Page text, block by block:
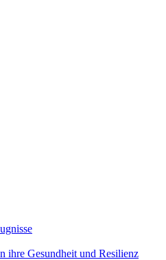
ihre Gesundheit und Resilienz